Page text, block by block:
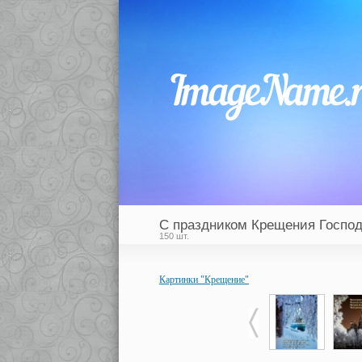
С праздником Крещения
150 шт.
Картинки "Крещение"